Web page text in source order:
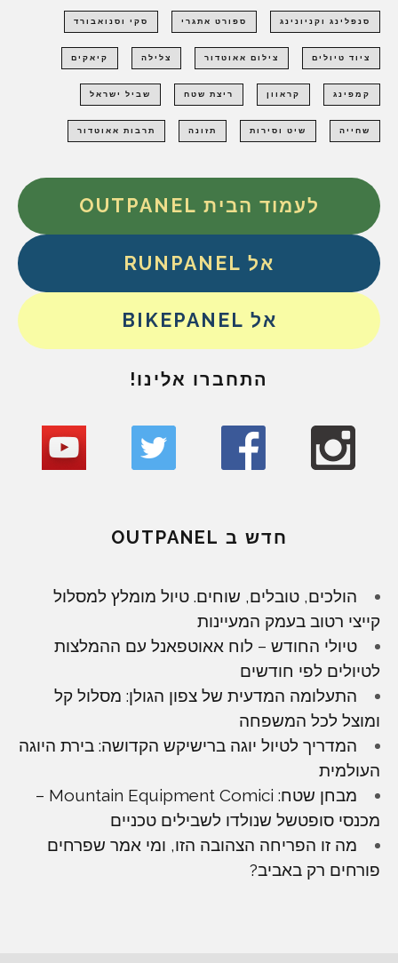
סנפלינג וקניונינג ספורט אתגרי סקי וסנואבורד
ציוד טיולים צילום אאוטדור צלילה קיאקים
קמפינג קראוון ריצת שטח שביל ישראל
שחייה שיט וסירות תזונה תרבות אאוטדור
לעמוד הבית OUTPANEL
אל RUNPANEL
אל BIKEPANEL
התחברו אלינו!
חדש ב OUTPANEL
הולכים, טובלים, שוחים. טיול מומלץ למסלול
קייצי רטוב בעמק המעיינות
טיולי החודש – לוח אאוטפאנל עם ההמלצות
לטיולים לפי חודשים
התעלומה המדעית של צפון הגולן: מסלול קל
ומוצל לכל המשפחה
המדריך לטיול יוגה ברישיקש הקדושה: בירת היוגה
העולמית
מבחן שטח: Mountain Equipment Comici –
מכנסי סופטשל שנולדו לשבילים טכניים
מה זו הפריחה הצהובה הזו, ומי אמר שפרחים
פורחים רק באביב?